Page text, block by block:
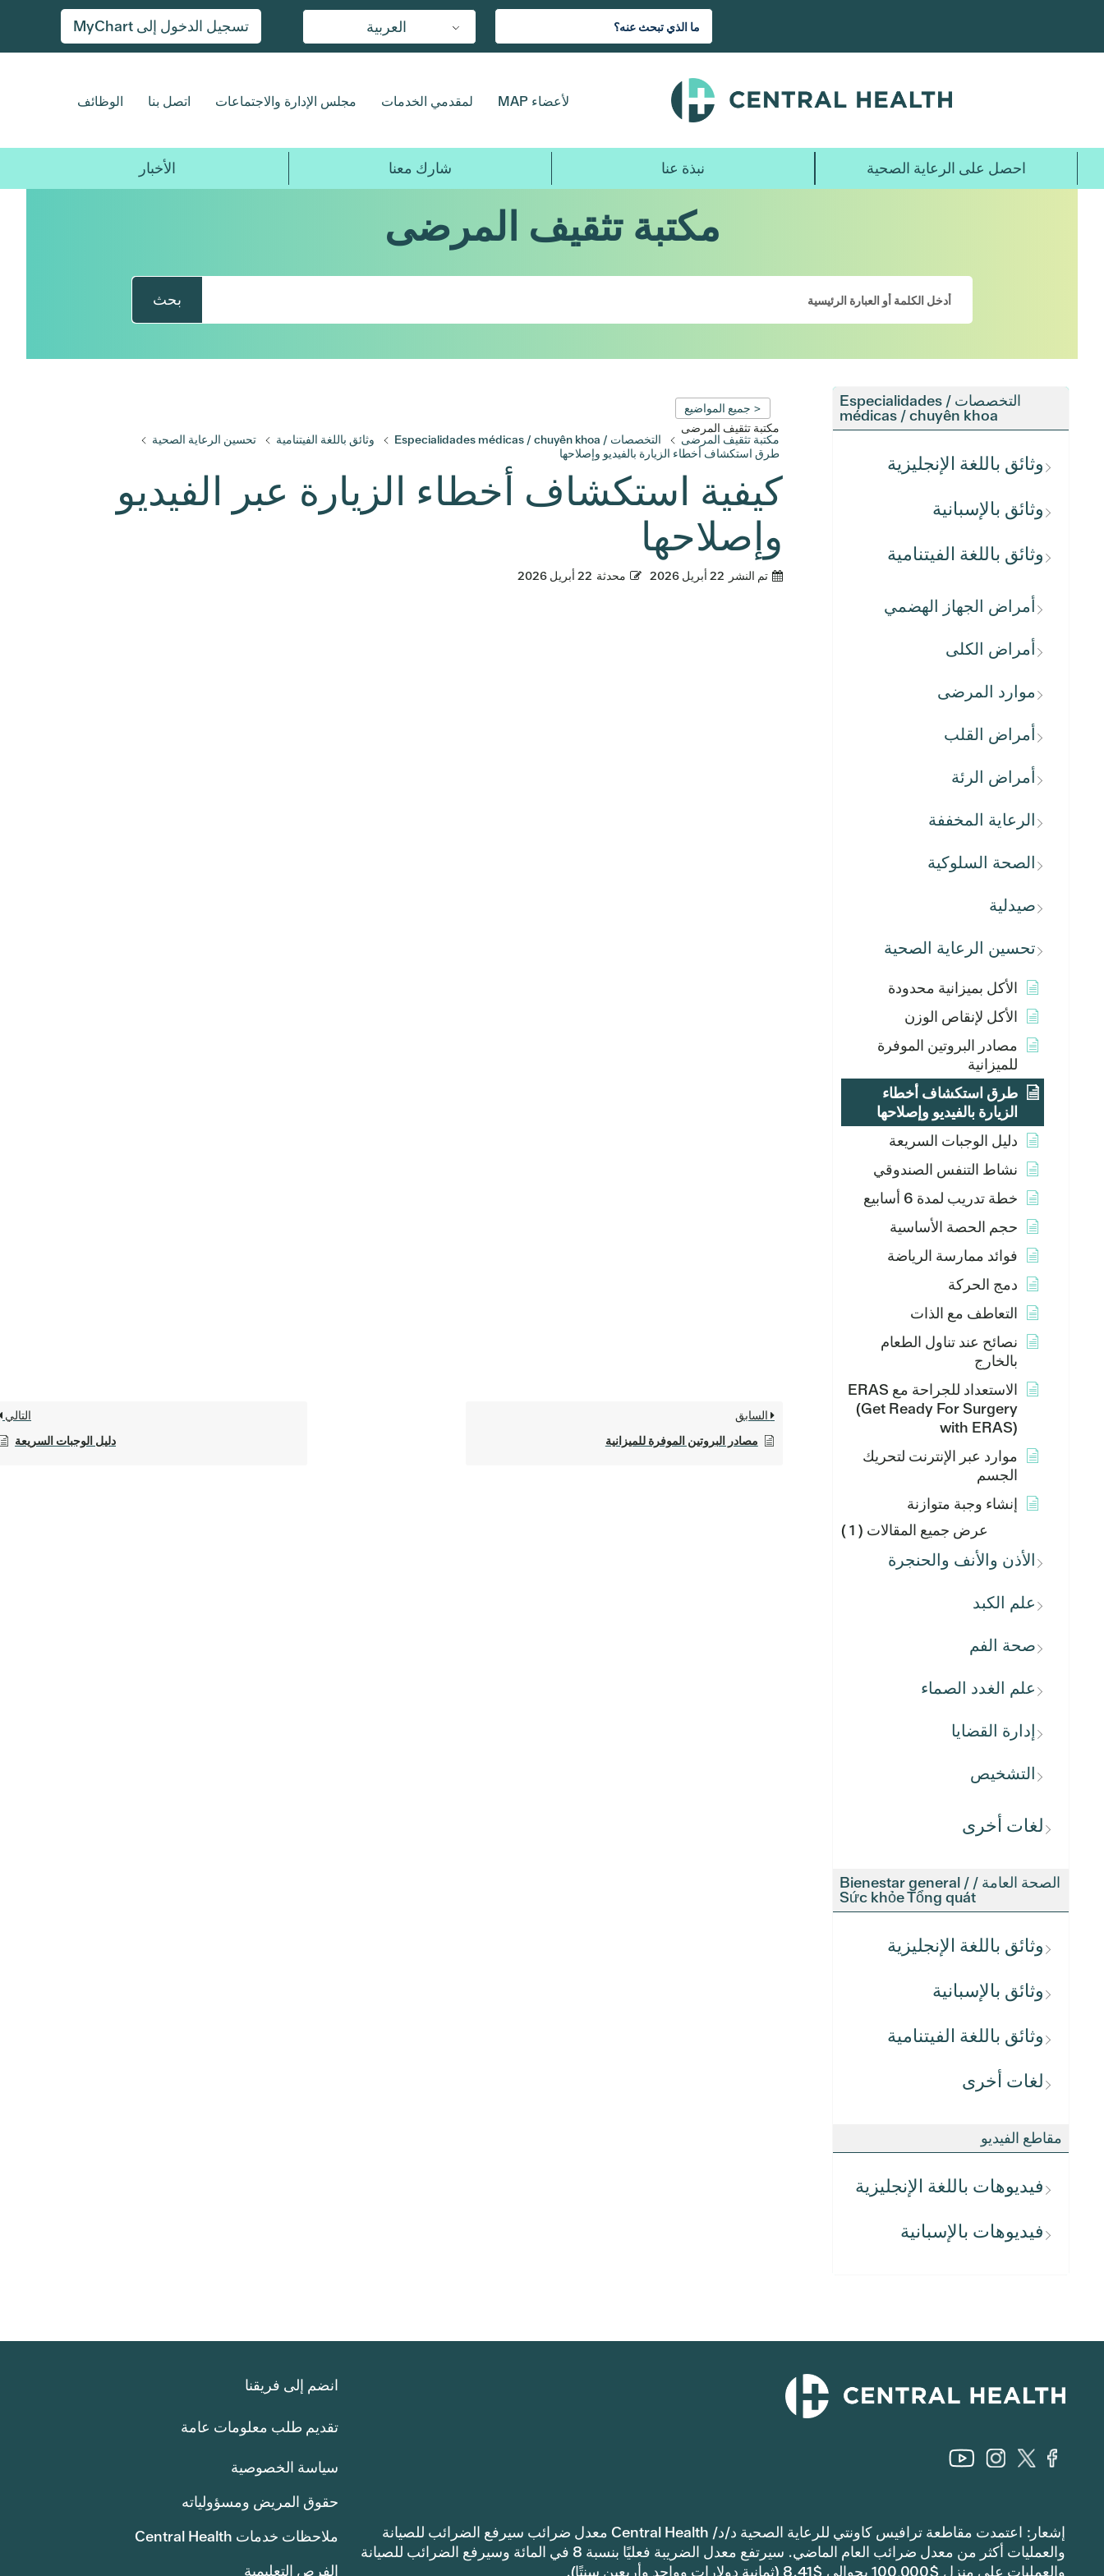
المحتوى
العربية تسجيل الدخول إلى MyChart
لأعضاء MAP لمقدمي الخدمات مجلس الإدارة والاجتماعات اتصل بنا الوظائف
احصل على الرعاية الصحية نبذة عنا شارك معنا الأخبار
مكتبة تثقيف المرضى
بحث
التخصصات / Especialidades
médicas / chuyên khoa
وثائق باللغة الإنجليزية
وثائق بالإسبانية
وثائق باللغة الفيتنامية
أمراض الجهاز الهضمي
أمراض الكلى
موارد المرضى
أمراض القلب
أمراض الرئة
الرعاية المخففة
الصحة السلوكية
صيدلية
تحسين الرعاية الصحية
الأكل بميزانية محدودة
الأكل لإنقاص الوزن
مصادر البروتين الموفرة
للميزانية
طرق استكشاف أخطاء
الزيارة بالفيديو وإصلاحها
دليل الوجبات السريعة
نشاط التنفس الصندوقي
خطة تدريب لمدة 6 أسابيع
حجم الحصة الأساسية
فوائد ممارسة الرياضة
دمج الحركة
التعاطف مع الذات
نصائح عند تناول الطعام
بالخارج
الاستعداد للجراحة مع ERAS
(Get Ready For Surgery
with ERAS)
موارد عبر الإنترنت لتحريك
الجسم
إنشاء وجبة متوازنة
عرض جميع المقالات ( 1 )
الأذن والأنف والحنجرة
علم الكبد
صحة الفم
علم الغدد الصماء
إدارة القضايا
التشخيص
لغات أخرى
الصحة العامة / Bienestar general /
Sức khỏe Tổng quát
وثائق باللغة الإنجليزية
وثائق بالإسبانية
وثائق باللغة الفيتنامية
لغات أخرى
مقاطع الفيديو
فيديوهات باللغة الإنجليزية
فيديوهات بالإسبانية
< جميع المواضيع
مكتبة تثقيف المرضى
مكتبة تثقيف المرضى التخصصات / Especialidades médicas / chuyên khoa وثائق باللغة الفيتنامية
تحسين الرعاية الصحية
طرق استكشاف أخطاء الزيارة بالفيديو وإصلاحها
كيفية استكشاف أخطاء الزيارة عبر الفيديو
وإصلاحها
تم النشر 22 أبريل 2026 محدثة 22 أبريل 2026
السابق
مصادر البروتين الموفرة للميزانية
التالي
دليل الوجبات السريعة
إشعار: اعتمدت مقاطعة ترافيس كاونتي للرعاية الصحية د/د/ Central Health معدل ضرائب سيرفع الضرائب للصيانة
والعمليات أكثر من معدل ضرائب العام الماضي. سيرتفع معدل الضريبة فعليًا بنسبة 8 في المائة وسيرفع الضرائب للصيانة
والعمليات على منزل $100,000 بحوالي $8.41 (ثمانية دولارات وواحد وأربعين سنتًا).
انضم إلى فريقنا
تقديم طلب معلومات عامة
سياسة الخصوصية
حقوق المريض ومسؤولياته
ملاحظات خدمات Central Health
الفرص التعليمية